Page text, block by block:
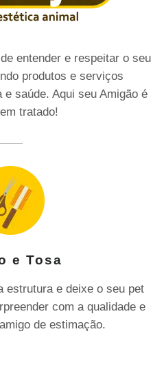
entender e respeitar o seu
produtos e serviços
saúde. Aqui seu Amigão é
tratado!
e Tosa
estrutura e deixe o seu pet
com a qualidade e
de estimação.